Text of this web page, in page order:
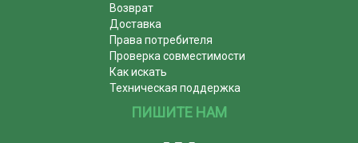
Возврат
Доставка
Права потребителя
Проверка совместимости
Как искать
Техническая поддержка
ПИШИТЕ НАМ